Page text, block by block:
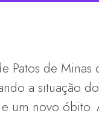
Patos de
a situação
um novo